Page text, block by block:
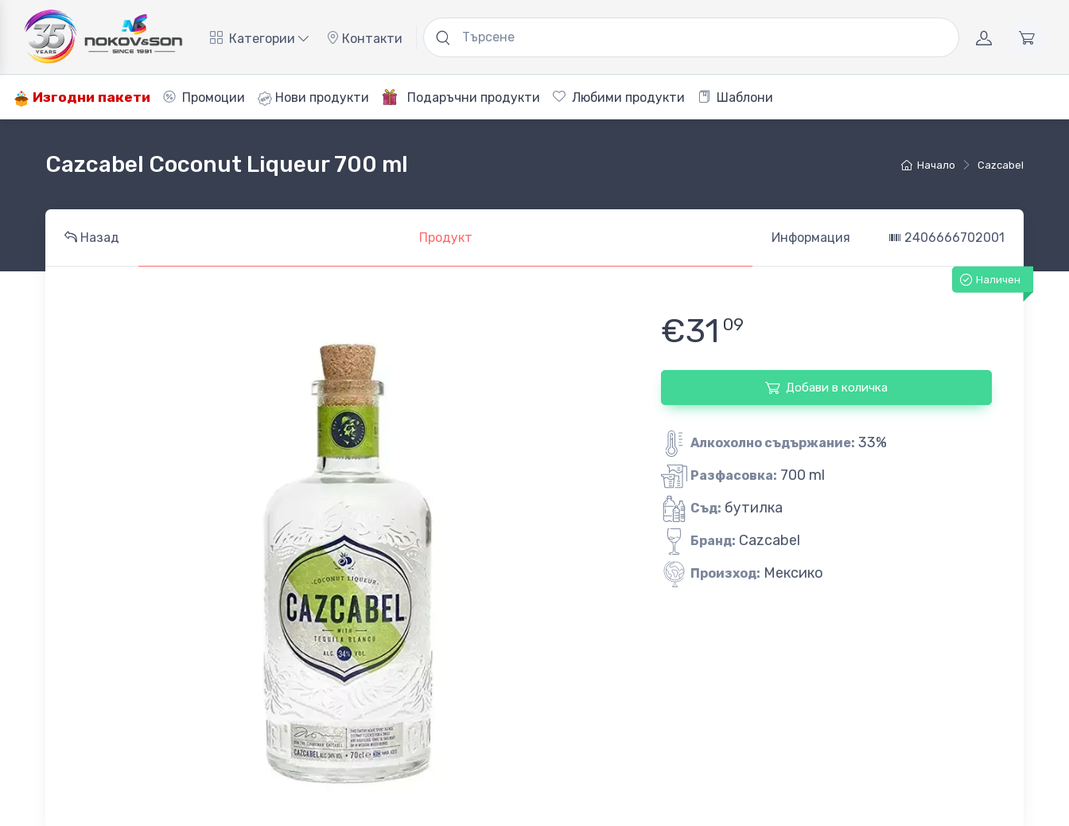
Категории Контакти
Изгодни пакети Промоции Нови продукти Подаръчни продукти Любими продукти Шаблони
Начало Cazcabel
Cazcabel Coconut Liqueur 700 ml
Назад Продукт Информация 2406666702001
Наличен
€31 09
Добави в количка
Алкохолно съдържание: 33%
Разфасовка: 700 ml
Съд: бутилка
Бранд: Cazcabel
Произход: Мексико